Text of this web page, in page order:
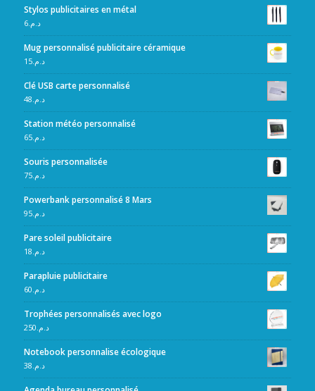
Stylos publicitaires en métal
د.م.6
Mug personnalisé publicitaire céramique
د.م.15
Clé USB carte personnalisé
د.م.48
Station météo personnalisé
د.م.65
Souris personnalisée
د.م.75
Powerbank personnalisé 8 Mars
د.م.95
Pare soleil publicitaire
د.م.18
Parapluie publicitaire
د.م.60
Trophées personnalisés avec logo
د.م.250
Notebook personnalise écologique
د.م.38